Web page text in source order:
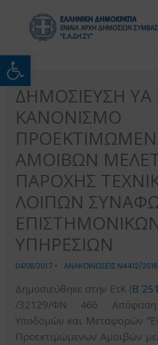
Ανοίξτε τη
περιεχόμενο
ΔΗΜΟΣΙΕΥΣΗ ΥΑ
ΚΑΝΟΝΙΣΜΟ
ΑΜΟΙΒΩΝ
ΠΑΡΟΧΗΣ
ΛΟΙΠΩΝ
ΥΠΗΡΕΣΙΩΝ
04/08/2017 • ΑΝΑΚΟΙΝΩΣΕΙΣ Ν4412/2016
Δημοσιεύθηκε στην ΕτΚ (Β΄
/32129/ΦΝ 466
Υποδομών και Μεταφορών
Προεκτιμώμενων Αμοιβών